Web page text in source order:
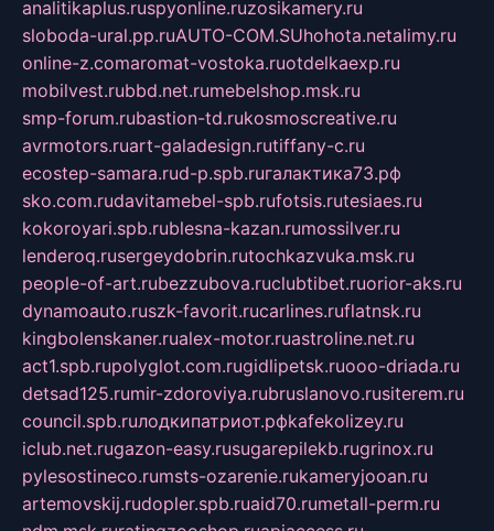
analitikaplus.ruspyonline.ruzosikamery.ru
sloboda-ural.pp.ruAUTO-COM.SUhohota.netalimy.ru
online-z.comaromat-vostoka.ruotdelkaexp.ru
mobilvest.rubbd.net.rumebelshop.msk.ru
smp-forum.rubastion-td.rukosmoscreative.ru
avrmotors.ruart-galadesign.rutiffany-c.ru
ecostep-samara.rud-p.spb.ruгалактика73.рф
sko.com.rudavitamebel-spb.rufotsis.rutesiaes.ru
kokoroyari.spb.rublesna-kazan.rumossilver.ru
lenderoq.rusergeydobrin.rutochkazvuka.msk.ru
people-of-art.rubezzubova.ruclubtibet.ruorior-aks.ru
dynamoauto.ruszk-favorit.rucarlines.ruflatnsk.ru
kingbolenskaner.rualex-motor.ruastroline.net.ru
act1.spb.rupolyglot.com.rugidlipetsk.ruooo-driada.ru
detsad125.rumir-zdoroviya.rubruslanovo.rusiterem.ru
council.spb.ruлодкипатриот.рфkafekolizey.ru
iclub.net.rugazon-easy.rusugarepilekb.rugrinox.ru
pylesostineco.rumsts-ozarenie.rukameryjooan.ru
artemovskij.rudopler.spb.ruaid70.rumetall-perm.ru